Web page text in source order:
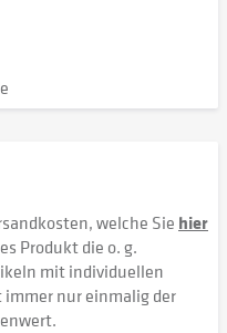
welche Sie hier
Produkt die o. g.
mit individuellen
nur einmalig der